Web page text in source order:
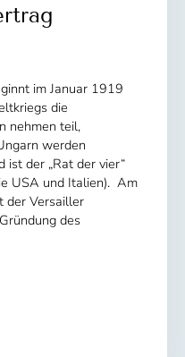
im Januar 1919
die
nehmen teil,
werden
ist der „Rat der vier“
USA und Italien). Am
der Versailler
des